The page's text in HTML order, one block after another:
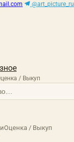
@art_picture_ru
/ Выкуп
Оценка / Выкуп